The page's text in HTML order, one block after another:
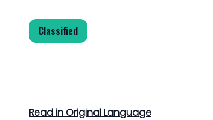
Classified
Read in Original Language